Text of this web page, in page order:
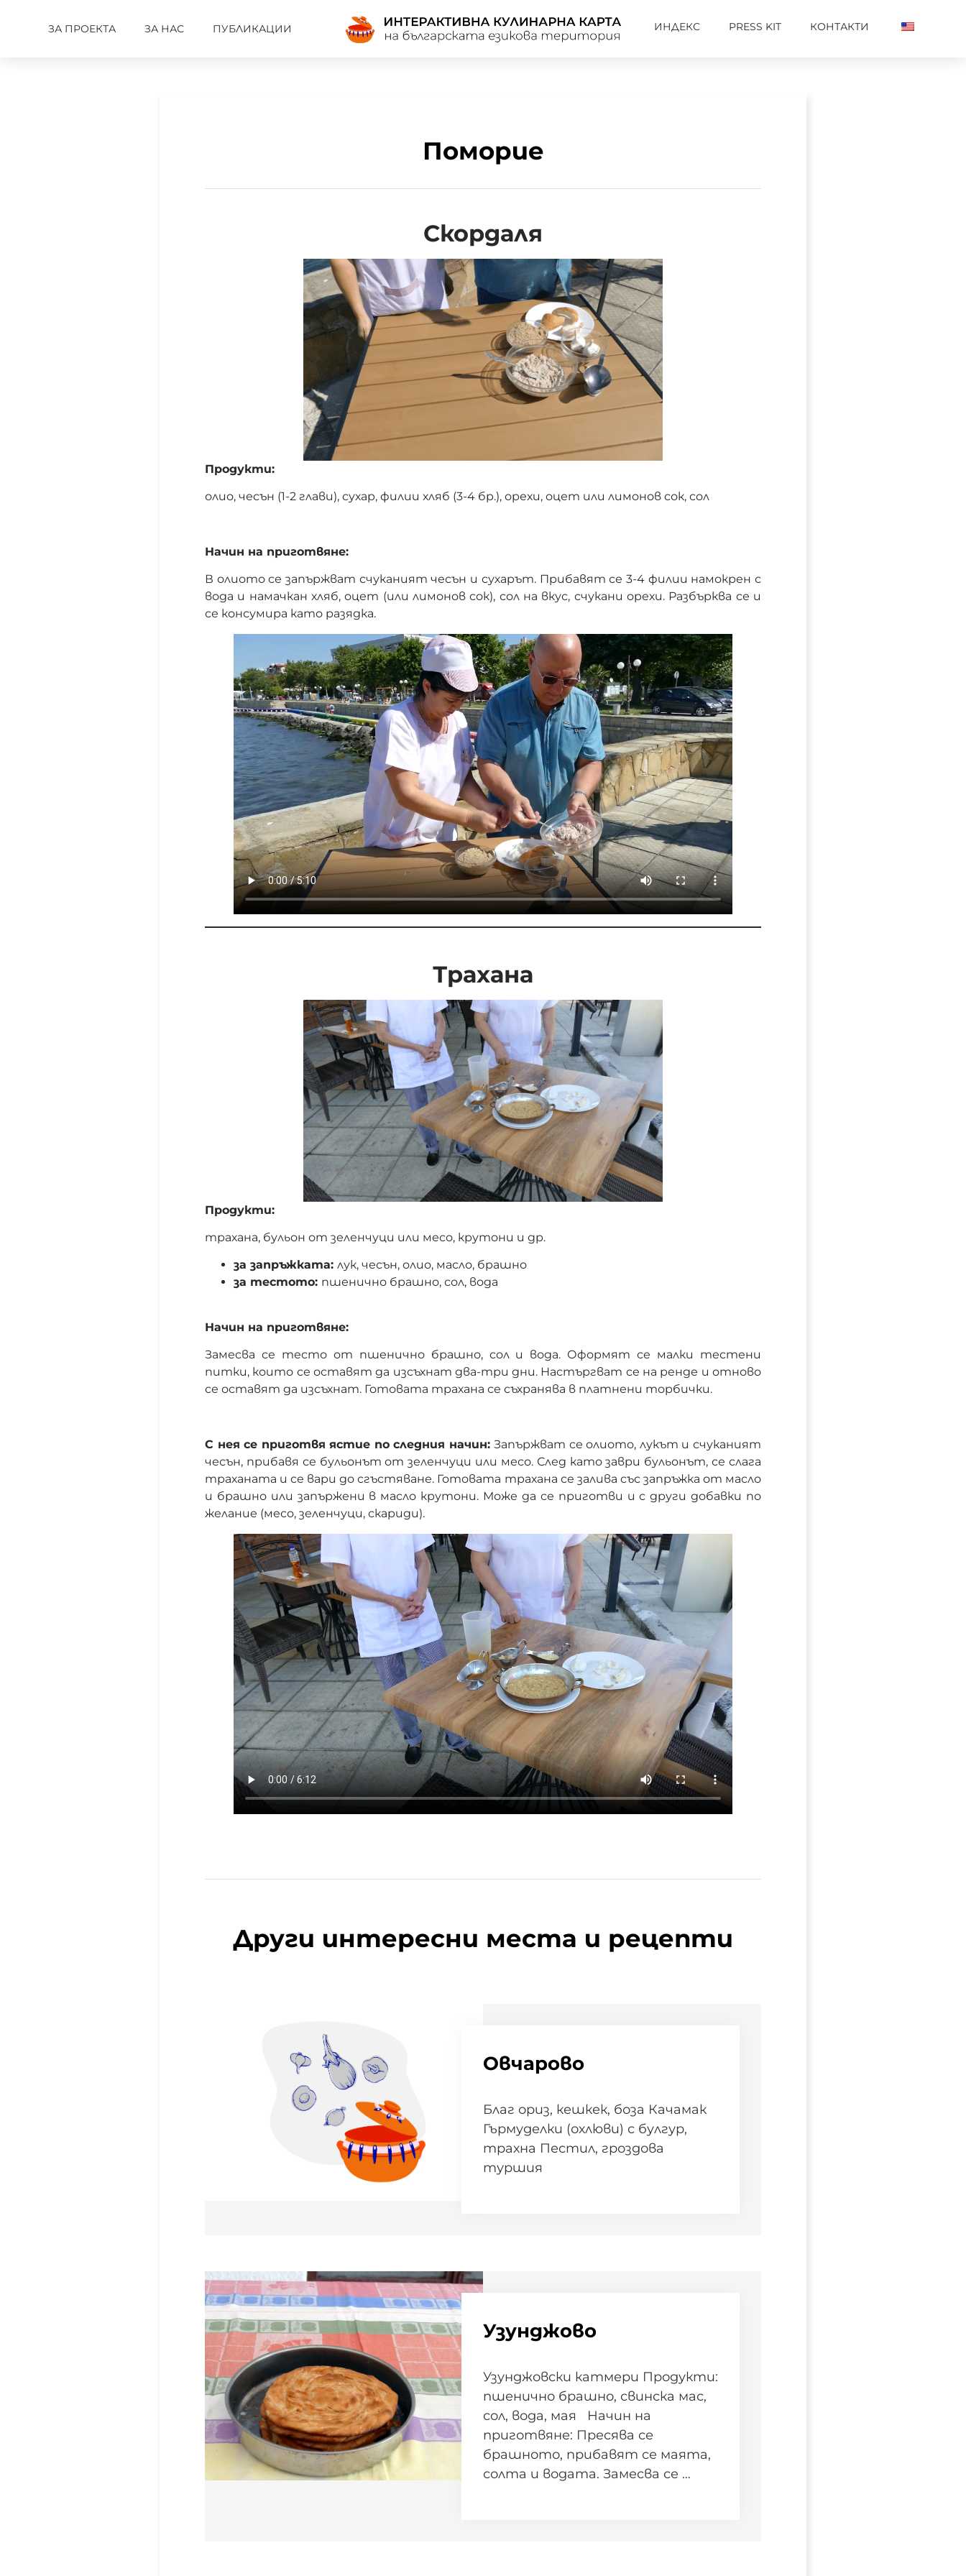
ЗА ПРОЕКТА ЗА НАС ПУБЛИКАЦИИ ИНДЕКС PRESS KIT КОНТАКТИ
Поморие
Скордаля
Продукти:
олио, чесън (1-2 глави), сухар, филии хляб (3-4 бр.), орехи, оцет или лимонов сок, сол
Начин на приготвяне:
В олиото се запържват счуканият чесън и сухарът. Прибавят се 3-4 филии намокрен с
вода и намачкан хляб, оцет (или лимонов сок), сол на вкус, счукани орехи. Разбърква се и
се консумира като разядка.
Трахана
Продукти:
трахана, бульон от зеленчуци или месо, крутони и др.
за запръжката: лук, чесън, олио, масло, брашно
за тестото: пшенично брашно, сол, вода
Начин на приготвяне:
Замесва се тесто от пшенично брашно, сол и вода. Оформят се малки тестени
питки, които се оставят да изсъхнат два-три дни. Настъргват се на ренде и отново
се оставят да изсъхнат. Готовата трахана се съхранява в платнени торбички.
С нея се приготвя ястие по следния начин:Запържват се олиото, лукът и счуканият
чесън, прибавя се бульонът от зеленчуци или месо. След като заври бульонът, се слага
траханата и се вари до сгъстяване. Готовата трахана се залива със запръжка от масло
и брашно или запържени в масло крутони. Може да се приготви и с други добавки по
желание (месо, зеленчуци, скариди).
Други интересни места и рецепти
Овчарово
Благ ориз, кешкек, боза Качамак
Гърмуделки (охлюви) с булгур,
трахна Пестил, гроздова
туршия
Узунджово
Узунджовски катмери Продукти:
пшенично брашно, свинска мас,
сол, вода, мая Начин на
приготвяне: Пресява се
брашното, прибавят се маята,
солта и водата. Замесва се …